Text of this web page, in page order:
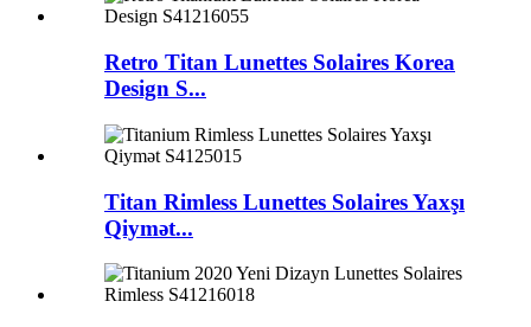
Retro Titan Lunettes Solaires Korea
Design S...
Titan Rimless Lunettes Solaires Yaxşı
Qiymət...